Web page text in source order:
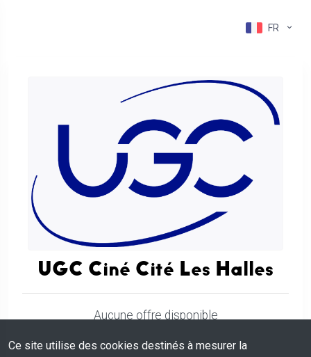
FR
UGC Ciné Cité Les Halles
Aucune offre disponible
Ce site utilise des cookies destinés à mesurer la